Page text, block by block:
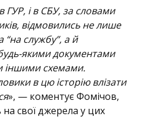
ГУР, і в СБУ, за словами
відмовились не лише
“на службу”, а й
якими документами
іншими схемами.
в цю історію влізати
», — коментує Фомічов,
свої джерела у цих